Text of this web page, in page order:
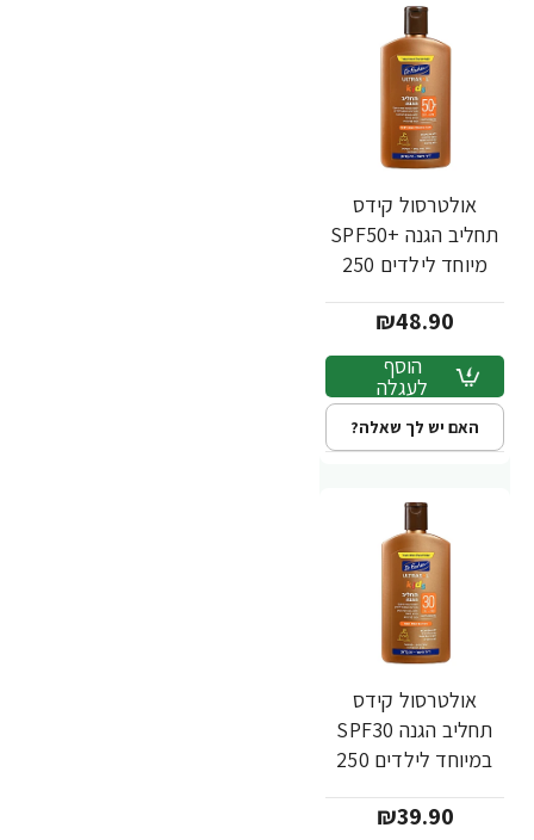
אולטרסול קידס
תחליב הגנה +SPF50
מיוחד לילדים 250
₪48.90
הוסף
לעגלה
האם יש לך שאלה?
אולטרסול קידס
תחליב הגנה SPF30
במיוחד לילדים 250
₪39.90